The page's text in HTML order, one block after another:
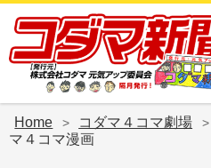
Home > コダマ４コマ劇場 >
マ４コマ漫画
Site
Footer